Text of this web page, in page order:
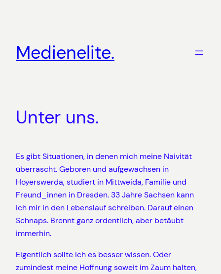
Medienelite.
Unter uns.
Es gibt Situationen, in denen mich meine Naivität
überrascht. Geboren und aufgewachsen in
Hoyerswerda, studiert in Mittweida, Familie und
Freund_innen in Dresden. 33 Jahre Sachsen kann
ich mir in den Lebenslauf schreiben. Darauf einen
Schnaps. Brennt ganz ordentlich, aber betäubt
immerhin.
Eigentlich sollte ich es besser wissen. Oder
zumindest meine Hoffnung soweit im Zaum halten,